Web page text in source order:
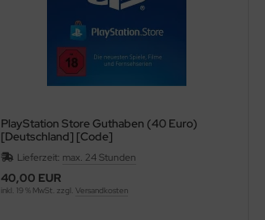
PlayStation Store Guthaben (40 Euro)
[Deutschland] [Code]
Lieferzeit: max. 24 Stunden
40,00 EUR
inkl. 19 % MwSt. zzgl.Versandkosten